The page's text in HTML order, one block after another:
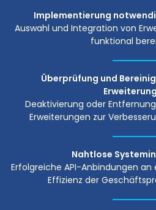
Implementierung
Auswahl und Integration von
funktional
Überprüfung und
Deaktivierung oder
Erweiterungen zur
Nahtlose
Erfolgreiche API-Anbindungen
Effizienz der